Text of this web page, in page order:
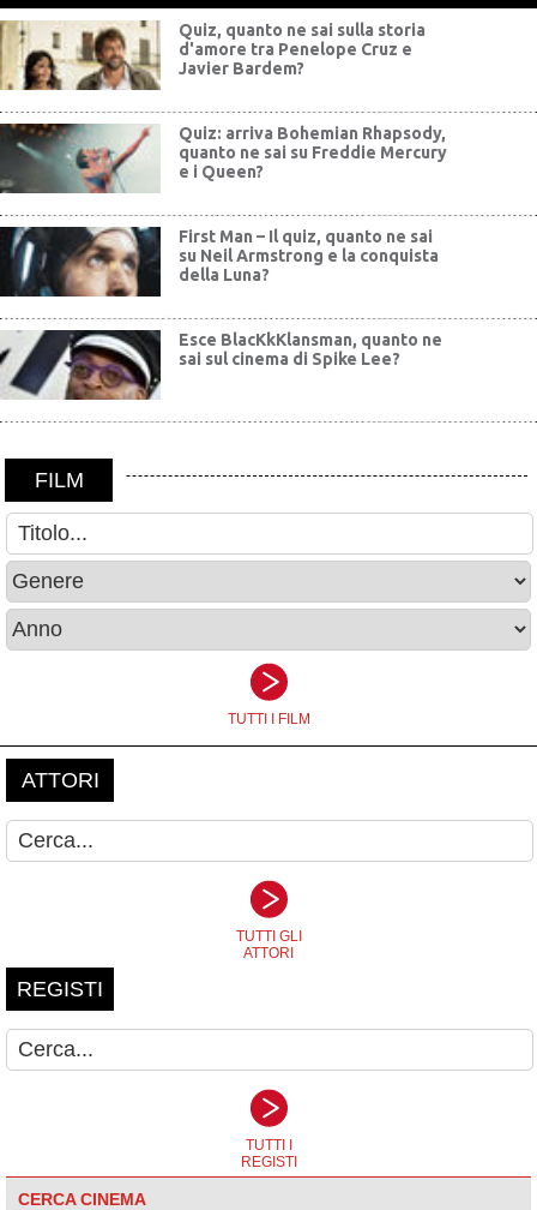
Quiz, quanto ne sai sulla storia
d'amore tra Penelope Cruz e
Javier Bardem?
Quiz: arriva Bohemian Rhapsody,
quanto ne sai su Freddie Mercury
e i Queen?
First Man – Il quiz, quanto ne sai
su Neil Armstrong e la conquista
della Luna?
Esce BlacKkKlansman, quanto ne
sai sul cinema di Spike Lee?